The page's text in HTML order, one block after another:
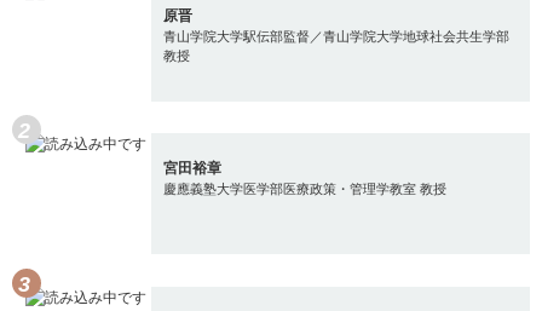
原晋
青山学院大学駅伝部監督／青山学院大学地球社会共生学部
教授
宮田裕章
慶應義塾大学医学部医療政策・管理学教室 教授